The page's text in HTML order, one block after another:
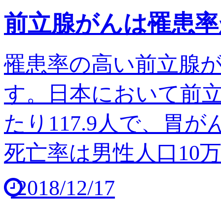
前立腺がんは罹患
罹患率の高い前立腺
す。日本において前
たり117.9人で、胃が
死亡率は男性人口10
2018/12/17